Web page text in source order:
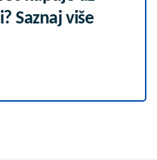
Saznaj više